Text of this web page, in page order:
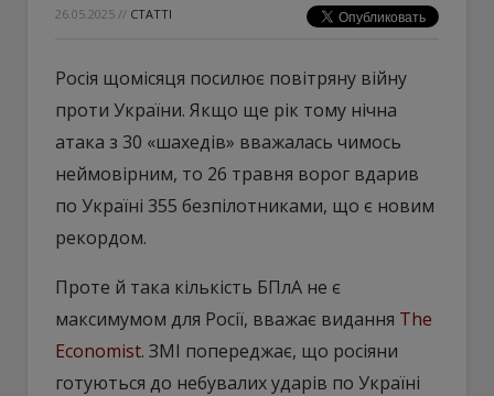
26.05.2025 // СТАТТІ
Росія щомісяця посилює повітряну війну
проти України. Якщо ще рік тому нічна
атака з 30 «шахедів» вважалась чимось
неймовірним, то 26 травня ворог вдарив
по Україні 355 безпілотниками, що є новим
рекордом.
Проте й така кількість БПлА не є
максимумом для Росії, вважає видання The
Economist. ЗМІ попереджає, що росіяни
готуються до небувалих ударів по Україні